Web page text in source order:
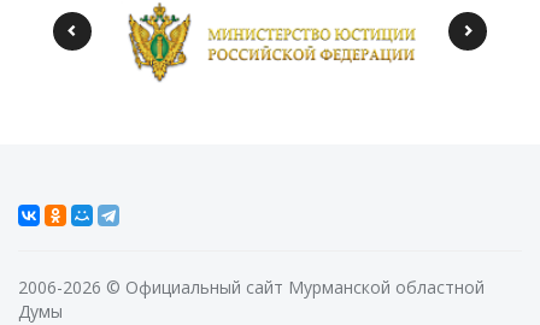
2006-2026 © Официальный сайт Мурманской областной
Думы